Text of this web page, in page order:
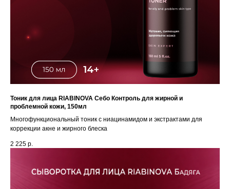
Тоник для лица RIABINOVA Себо Контроль для жирной и
проблемной кожи, 150мл
Многофункциональный тоник с ниацинамидом и экстрактами для
коррекции акне и жирного блеска
2 225 р.